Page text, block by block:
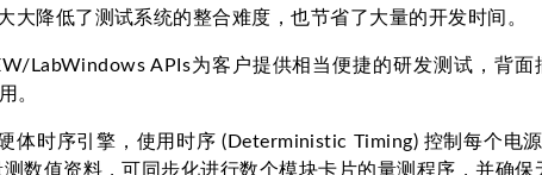
大降低了测试系统的整合难度，也节省了大量的开发时间。
LabWindows APIs为客户提供相当便捷的研发测试，背
。
体时序引擎，使用时序 (Deterministic Timing) 控制每个电
数值资料，可同步化进行数个模块卡片的量测程序，并确保